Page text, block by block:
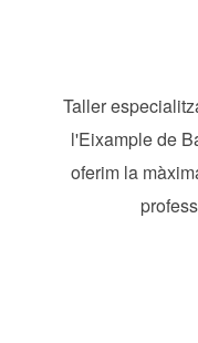
Taller
l'Eixample de
oferim la